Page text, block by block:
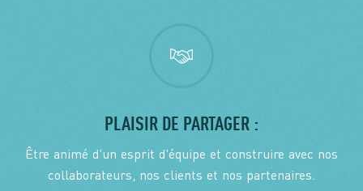
PLAISIR DE PARTAGER :
Être animé d'un esprit d'équipe et construire avec nos
collaborateurs, nos clients et nos partenaires.